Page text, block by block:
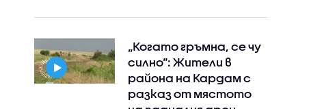
„Когато гръмна, се чу
силно“: Жители в
района на Кардам с
разказ от мястото